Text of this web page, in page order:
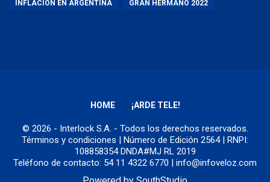
INFLACION EN ARGENTINA GRAN HERMANO 2022
HOME ¡ARDE TELE!
© 2026 - Interlock S.A. - Todos los derechos reservados.
Términos y condiciones | Número de Edición 2564 | RNPI:
108858354 DNDA#MJ RL 2019
Teléfono de contacto: 54 11 4322 6770 | info@infoveloz.com